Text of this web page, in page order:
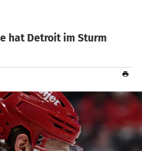
hat Detroit im Sturm